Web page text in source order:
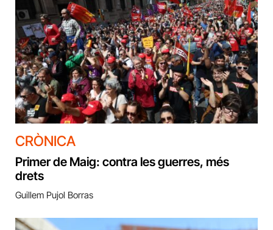
CRÒNICA
Primer de Maig: contra les guerres, més
drets
Guillem Pujol Borras